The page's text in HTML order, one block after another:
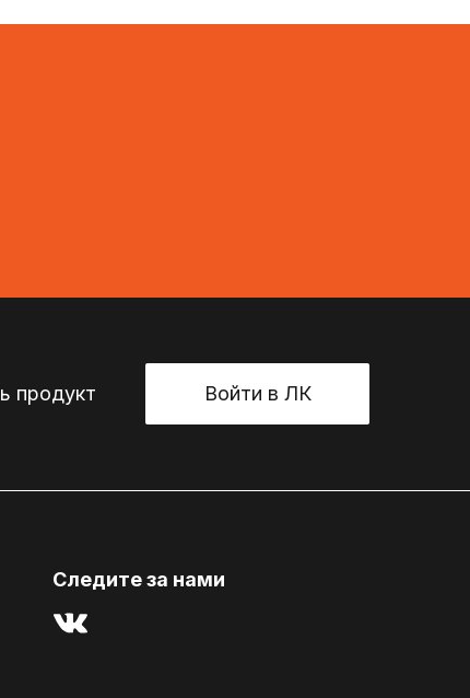
продукт Войти в ЛК
Cледите за нами